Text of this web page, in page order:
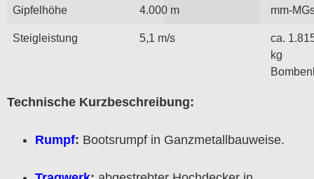
Gipfelhöhe 4.000 m
Steigleistung 5,1 m/s
mm-
.
ca.
kg
Technische Kurzbeschreibung:
Rumpf: Bootsrumpf in Ganzmetallbauweise.